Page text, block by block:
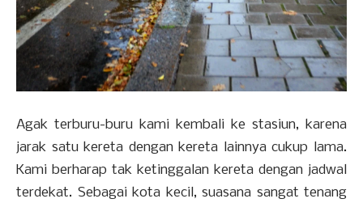
Agak terburu-buru kami kembali ke stasiun, karena
jarak satu kereta dengan kereta lainnya cukup lama.
Kami berharap tak ketinggalan kereta dengan jadwal
terdekat. Sebagai kota kecil, suasana sangat tenang